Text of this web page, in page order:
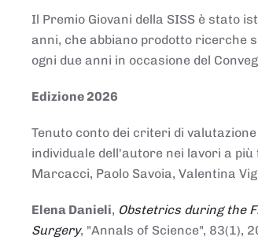
Il Premio Giovani della SISS è stato
anni, che abbiano prodotto ricerche
ogni due anni in occasione del
Edizione 2026
Tenuto conto dei criteri di
individuale dell'autore nei lavori a
Marcacci, Paolo Savoia, Valentina
Elena Danieli, Obstetrics during the
Surgery, "Annals of Science", 83(1),